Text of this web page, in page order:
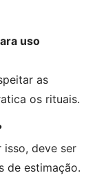
uso
as
os rituais.
isso, deve ser
de estimação.